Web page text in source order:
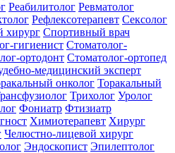
Реабилитолог Ревматолог
Рефлексотерапевт Сексолог
хирург Спортивный врач
гигиенист Стоматолог-
ортодонт Стоматолог-ортопед
медицинский эксперт
онколог Торакальный
Трихолог Уролог
Фониатр Фтизиатр
Химиотерапевт Хирург
Челюстно-лицевой хирург
Эндоскопист Эпилептолог